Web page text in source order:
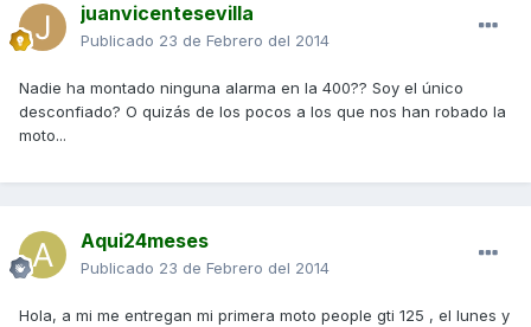
juanvicentesevilla
Publicado 23 de Febrero del 2014
Nadie ha montado ninguna alarma en la 400?? Soy el único
desconfiado? O quizás de los pocos a los que nos han robado la
moto...
Aqui24meses
Publicado 23 de Febrero del 2014
Hola, a mi me entregan mi primera moto people gti 125 , el lunes y